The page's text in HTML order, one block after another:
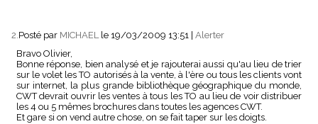
2. Posté par MICHAEL le 19/03/2009 13:51 | Alerter
Bravo Olivier,
Bonne réponse, bien analysé et je rajouterai aussi qu'au lieu de trier
sur le volet les TO autorisés à la vente, à l'ère ou tous les clients vont
sur internet, la plus grande bibliothèque géographique du monde,
CWT devrait ouvrir les ventes à tous les TO au lieu de voir distribuer
les 4 ou 5 mêmes brochures dans toutes les agences CWT.
Et gare si on vend autre chose, on se fait taper sur les doigts.